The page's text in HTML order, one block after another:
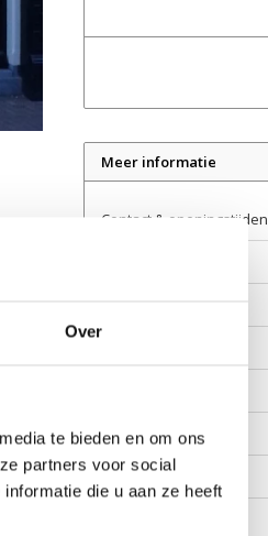
Over
te bieden en om ons
partners voor social
die u aan ze heeft
Meer informatie
Contact & openingstijden
Levering
Over ons
Veilig steppen